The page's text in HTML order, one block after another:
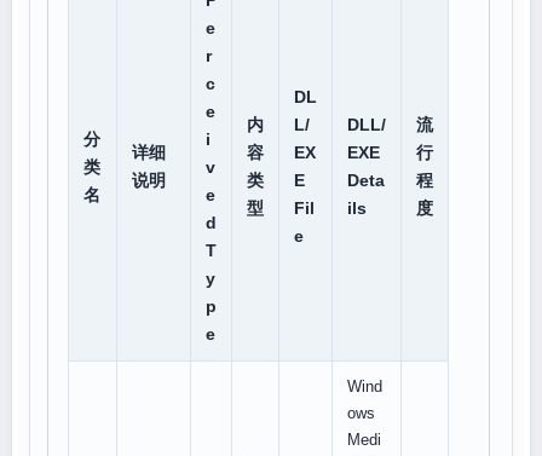
分
类
名
详细
说明
e
r
c
e
i
v
e
d
T
y
p
e
内
容
类
型
DL
L/
EX
E
Fil
e
DLL/
EXE
Deta
ils
流
行
程
度
Wind
ows
Medi